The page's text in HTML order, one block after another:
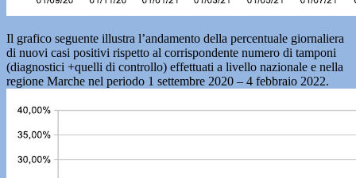
Il grafico seguente illustra l’andamento della percentuale giornaliera
di nuovi casi positivi rispetto al corrispondente numero di tamponi
(diagnostici +quelli di controllo) effettuati a livello nazionale e nella
regione Marche nel periodo 1 settembre 2020 – 4 febbraio 2022.